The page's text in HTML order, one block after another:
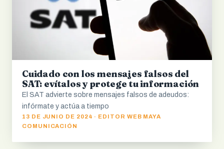
Cuidado con los mensajes falsos del
SAT: evítalos y protege tu información
El SAT advierte sobre mensajes falsos de adeudos:
infórmate y actúa a tiempo
13 DE JUNIO DE 2024 · EDITOR WEB MAYA
COMUNICACIÓN